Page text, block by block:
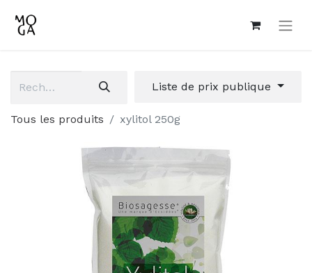
Liste de prix publique
Tous les produits xylitol 250g